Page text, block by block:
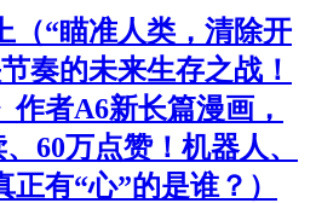
（“瞄准人类，清除开
奏的未来生存之战！
作者A6新长篇漫画，
60万点赞！机器人、
有“心”的是谁？）